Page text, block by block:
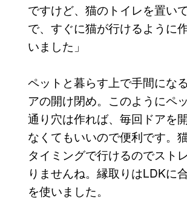
ですけど、猫のトイレを置い
で、すぐに猫が行けるように
いました」
ペットと暮らす上で手間にな
アの開け閉め。このようにペ
通り穴は作れば、毎回ドアを
なくてもいいので便利です。
タイミングで行けるのでスト
りませんね。縁取りはLDKに
を使いました。